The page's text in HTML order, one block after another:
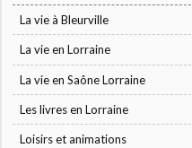
La vie à Bleurville
La vie en Lorraine
La vie en Saône Lorraine
Les livres en Lorraine
Loisirs et animations